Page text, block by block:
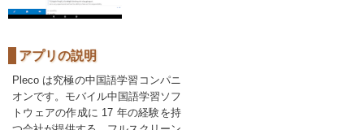
アプリの説明
Pleco は究極の中国語学習コンパニ
オンです。モバイル中国語学習ソフ
トウェアの作成に 17 年の経験を持